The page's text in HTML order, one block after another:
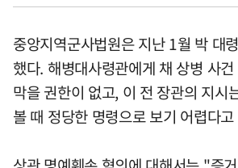
중앙지역군사법원은 지난 1월 박 대
했다. 해병대사령관에게 채 상병 사
막을 권한이 없고, 이 전 장관의 지시
볼 때 정당한 명령으로 보기 어렵다